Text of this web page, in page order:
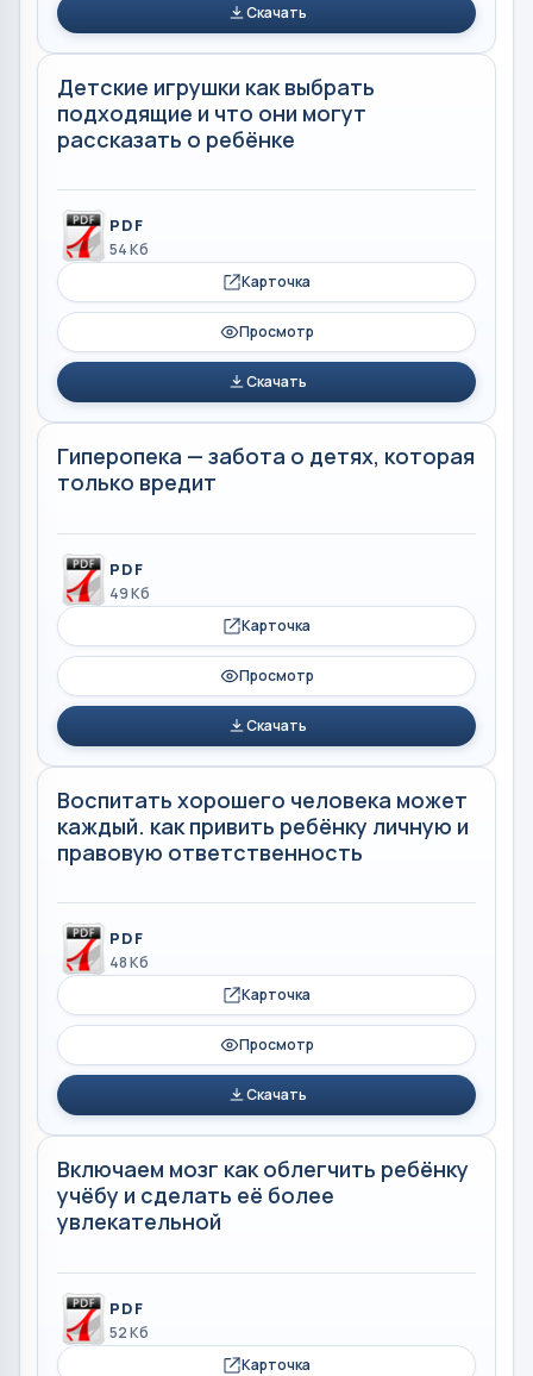
Скачать
Детские игрушки как выбрать
подходящие и что они могут
рассказать о ребёнке
PDF
54 Кб
Карточка
Просмотр
Скачать
Гиперопека — забота о детях, которая
только вредит
PDF
49 Кб
Карточка
Просмотр
Скачать
Воспитать хорошего человека может
каждый. как привить ребёнку личную и
правовую ответственность
PDF
48 Кб
Карточка
Просмотр
Скачать
Включаем мозг как облегчить ребёнку
учёбу и сделать её более
увлекательной
PDF
52 Кб
Карточка